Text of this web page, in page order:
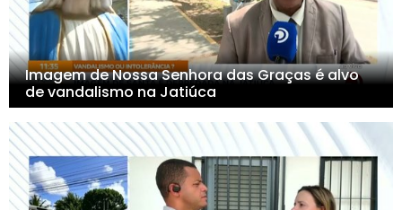
Imagem de Nossa Senhora das Graças é alvo
de vandalismo na Jatiúca